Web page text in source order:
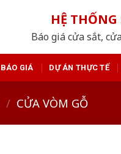
HỆ
Báo giá cửa sắt,
BÁO GIÁ DỰ ÁN THỰC TẾ
/ CỬA VÒM GỖ